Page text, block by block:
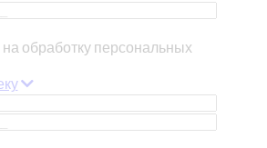
обработку персональных